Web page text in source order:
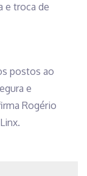
e troca de
postos ao
e
Rogério